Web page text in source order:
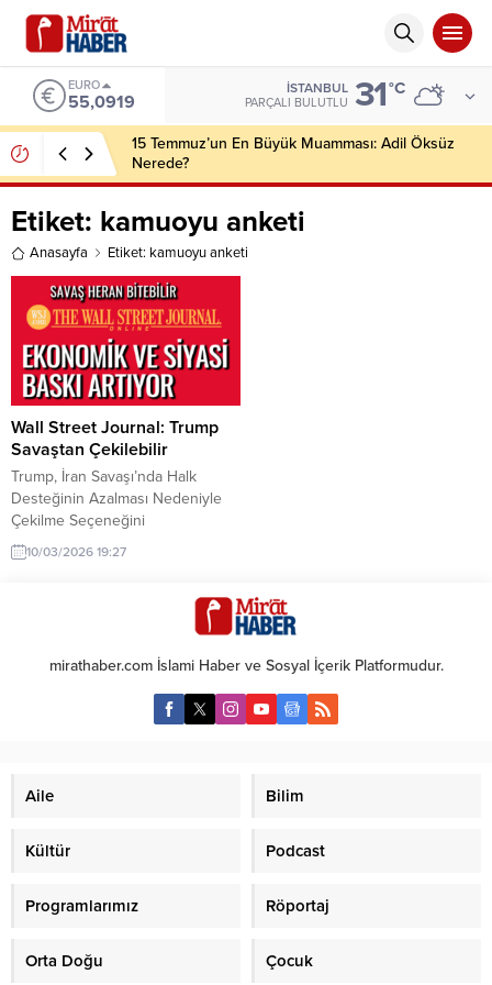
EURO
55,0919
İSTANBUL
PARÇALI BULUTLU 31°C
15 Temmuz’un En Büyük Muamması: Adil Öksüz
Nerede?
Etiket: kamuoyu anketi
Anasayfa Etiket: kamuoyu anketi
Wall Street Journal: Trump
Savaştan Çekilebilir
Trump, İran Savaşı’nda Halk
Desteğinin Azalması Nedeniyle
Çekilme Seçeneğini
Değerlendiriyor Washington —
ABD Başkanı Donald Trump’ın
yürütülen askeri operasyonun
uzaması halinde halk desteğinin
hızla erimesi ve siyasi maliyetlerin
artması endişesiyle, Başkan’a bir
“çıkış rampası” (exit ramp)
oluşturması yönünde baskı
10/03/2026 19:27
mirathaber.com İslami Haber ve Sosyal İçerik Platformudur.
Aile Bilim
Kültür Podcast
Programlarımız Röportaj
Orta Doğu Çocuk